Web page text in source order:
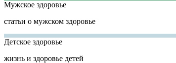
Мужское здоровье
статьи о мужском здоровье
Детское здоровье
жизнь и здоровье детей